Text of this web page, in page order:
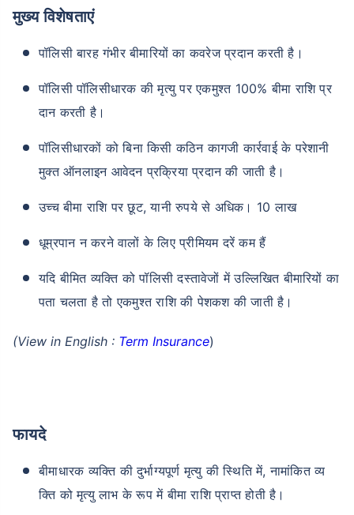
मुख्य विशेषताएं
पॉलिसी बारह गंभीर बीमारियों का कवरेज प्रदान करती है।
पॉलिसी पॉलिसीधारक की मृत्यु पर एकमुश्त 100% बीमा राशि प्र
दान करती है।
पॉलिसीधारकों को बिना किसी कठिन कागजी कार्रवाई के परेशानी
मुक्त ऑनलाइन आवेदन प्रक्रिया प्रदान की जाती है।
उच्च बीमा राशि पर छूट, यानी रुपये से अधिक। 10 लाख
धूम्रपान न करने वालों के लिए प्रीमियम दरें कम हैं
यदि बीमित व्यक्ति को पॉलिसी दस्तावेजों में उल्लिखित बीमारियों का
पता चलता है तो एकमुश्त राशि की पेशकश की जाती है।
(View in English : Term Insurance)
फायदे
बीमाधारक व्यक्ति की दुर्भाग्यपूर्ण मृत्यु की स्थिति में, नामांकित व्य
क्ति को मृत्यु लाभ के रूप में बीमा राशि प्राप्त होती है।